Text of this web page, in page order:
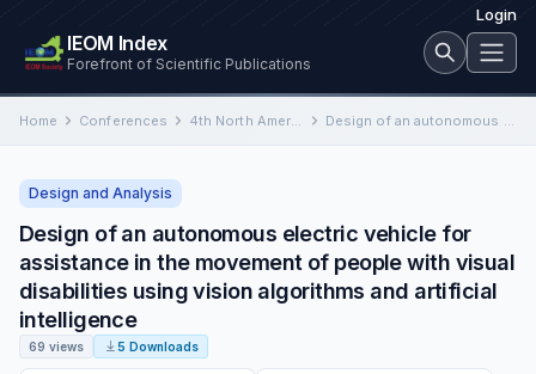
Login
IEOM Index
Forefront of Scientific Publications
Home Conferences 4th North American International Conference on Industrial Engineering and Operations Management Design of an autonomous electric vehicle for assistance in the movement of people with visual disabilities using vision…
Design and Analysis
Design of an autonomous electric vehicle for
assistance in the movement of people with visual
disabilities using vision algorithms and artificial
intelligence
69 views 5 Downloads